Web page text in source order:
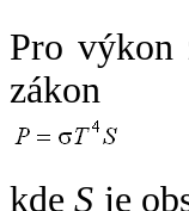
Pro výkon
zákon
kdeS je